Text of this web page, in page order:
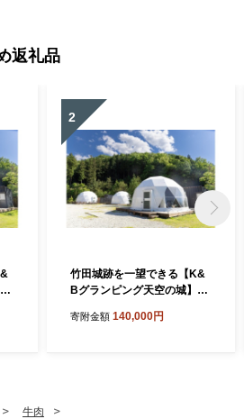
返礼品
2
竹田城跡を一望できる【K&
Bグランピング天空の城】１
寄附金額 140,000円
牛肉